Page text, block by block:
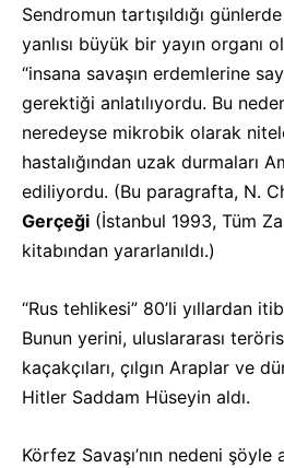
Sendromun tartışıldığı
yanlısı büyük bir yayın organı
“insana savaşın erdemlerine
gerektiği anlatılıyordu. Bu
neredeyse mikrobik olarak
hastalığından uzak durmaları
ediliyordu. (Bu paragrafta, N.
Gerçeği (İstanbul 1993, Tüm
kitabından yararlanıldı.)
“Rus tehlikesi” 80’li yıllardan
Bunun yerini, uluslararası
kaçakçıları, çılgın Araplar ve
Hitler Saddam Hüseyin aldı.
Körfez Savaşı’nın nedeni şöyle